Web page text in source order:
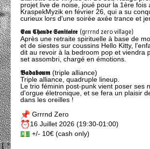
projet live de noise, joué pour la 1ère fois
KraspekMyzik en février 26, qui a su
curieux lors d'une soirée axée trance et
𝕰𝖆𝖚 𝕮𝖍𝖆𝖚𝖉𝖊 𝕾𝖆𝖓𝖎𝖙𝖆𝖎𝖗𝖊 (grrrnd zero village)
Après une retraite spirituelle à base de
et de siestes sur coussins Hello Kitty,
dit au revoir à la bedroom pop et viendra
set assombri, chargé en émotions.
𝕭𝖆𝖉𝖆𝖇𝖔𝖚𝖒(triple alliance)
Triple alliance, quadruple lineup.
Le trio féminin post-punk vient poser ses
d'orgue életronique, et se fera un plaisir
dans les oreilles !
Grrrnd Zero
16 Juillet 2026 (19:30-01:00)
+/- 10€ (cash only)